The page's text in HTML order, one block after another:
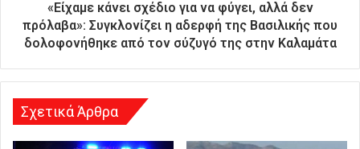
σ
«Είχαμε κάνει σχέδιο για να φύγει, αλλά δεν
πρόλαβα»: Συγκλονίζει η αδερφή της Βασιλικής που
δολοφονήθηκε από τον σύζυγό της στην Καλαμάτα
Σχετικά Άρθρα